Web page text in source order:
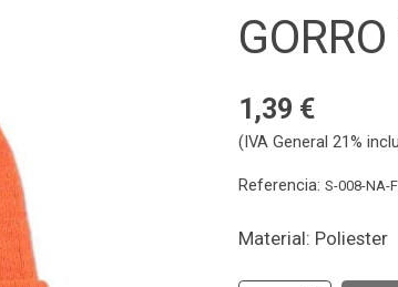
1,39 €
(IVA General 21%
Referencia:S-008-NA-
Material: Poliester